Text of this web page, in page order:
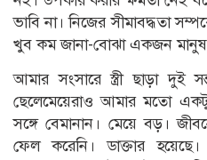
ভাবি না। নিজের সীমাবদ্ধতা
খুব কম জানা-বোঝা একজন
আমার সংসারে স্ত্রী ছাড়া দুই
ছেলেমেয়েরাও আমার মতো
সঙ্গে বেমানান। মেয়ে বড়।
ফেল করেনি। ডাক্তার